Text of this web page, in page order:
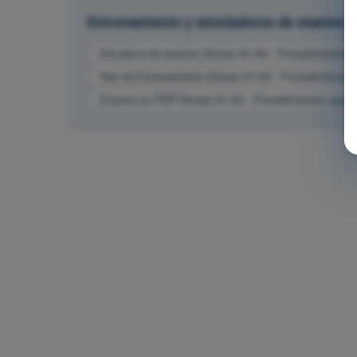
Entrenamiento y simuladores de examen